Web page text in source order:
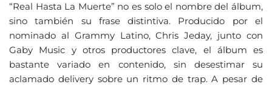
“Real Hasta La Muerte” no es solo el nombre del álbum,
sino también su frase distintiva. Producido por el
nominado al Grammy Latino, Chris Jeday, junto con
Gaby Music y otros productores clave, el álbum es
bastante variado en contenido, sin desestimar su
aclamado delivery sobre un ritmo de trap. A pesar de